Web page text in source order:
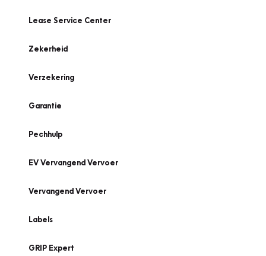
Lease Service Center
Zekerheid
Verzekering
Garantie
Pechhulp
EV Vervangend Vervoer
Vervangend Vervoer
Labels
GRIP Expert